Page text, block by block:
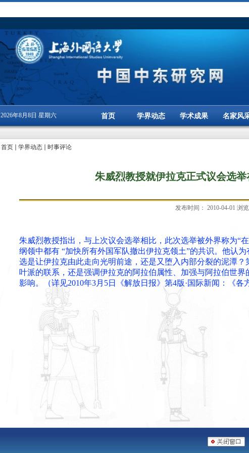
2026年8月8日 星期六 首页 学界动态 学术成果 名家风
首页 学界动态 时事评论
朱威烈教授就伊拉克正式议会选
发布时间： 2010-04-01 浏
朱威烈教授指出，与上次议会选举相比，此次选举被外界称为“
纲领中都有 “加快所有外国军队撤出伊拉克领土”的共识。他认
选是让伊拉克由此走向光明前途，还是又堕入内部分裂的泥潭
叶派的联系，还是强调伊拉克的阿拉伯属性、加强与阿拉伯世
影响。（详见2010年3月5日《解放日报》第4版·国际新闻：《各